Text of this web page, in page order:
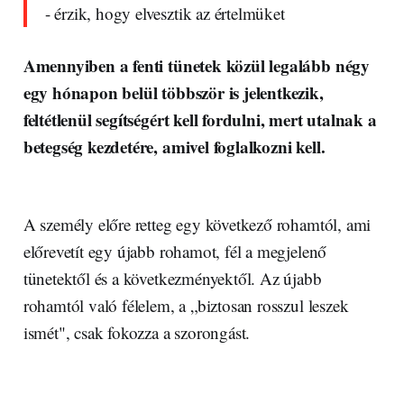
- érzik, hogy elvesztik az értelmüket
Amennyiben a fenti tünetek közül legalább négy
egy hónapon belül többször is jelentkezik,
feltétlenül segítségért kell fordulni, mert utalnak a
betegség kezdetére, amivel foglalkozni kell.
A személy előre retteg egy következő rohamtól, ami
előrevetít egy újabb rohamot, fél a megjelenő
tünetektől és a következményektől. Az újabb
rohamtól való félelem, a „biztosan rosszul leszek
ismét", csak fokozza a szorongást.